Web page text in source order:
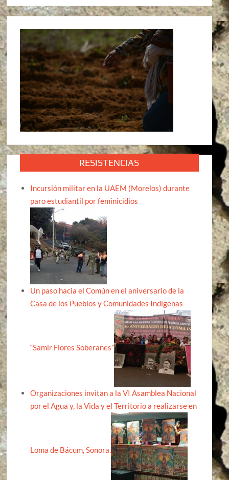
RESISTENCIAS
Incursión militar en la UAEM (Morelos) durante
paro estudiantil por feminicidios
Un paso hacia el Común en el aniversario de la
Casa de los Pueblos y Comunidades Indígenas
“Samir Flores Soberanes”
Organizaciones invitan a la VI Asamblea Nacional
por el Agua y, la Vida y el Territorio a realizarse en
Loma de Bácum, Sonora.